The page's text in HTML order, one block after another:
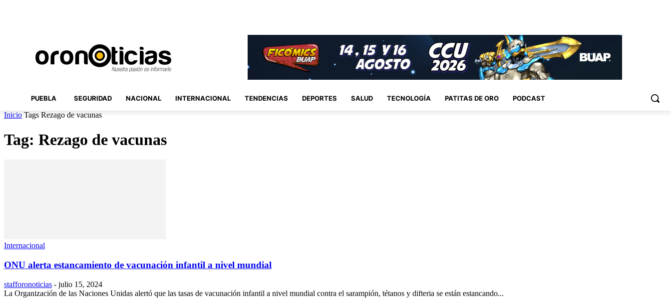
PUEBLA SEGURIDAD NACIONAL INTERNACIONAL TENDENCIAS DEPORTES SALUD TECNOLOGÍA PATITAS DE ORO PODCAST
Inicio Tags Rezago de vacunas
Tag: Rezago de vacunas
Internacional
ONU alerta estancamiento de vacunación infantil a nivel mundial
stafforonoticias - julio 15, 2024
La Organización de las Naciones Unidas alertó que las tasas de vacunación infantil a nivel mundial contra el sarampión, tétanos y difteria se están estancando...